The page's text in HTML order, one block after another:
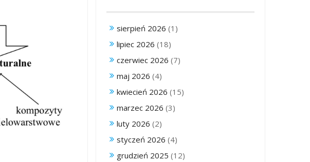
sierpień 2026 (1)
lipiec 2026 (18)
czerwiec 2026 (7)
maj 2026 (4)
kwiecień 2026 (15)
marzec 2026 (3)
luty 2026 (2)
styczeń 2026 (4)
grudzień 2025 (12)